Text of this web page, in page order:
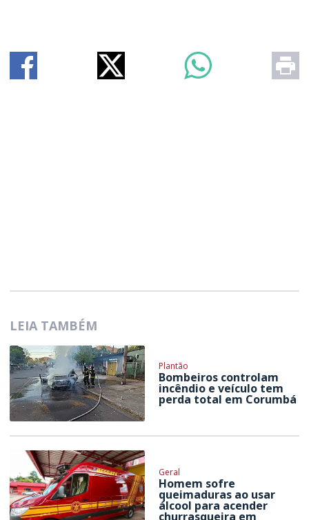
LEIA TAMBÉM
Plantão
Bombeiros controlam
incêndio e veículo tem
perda total em Corumbá
Geral
Homem sofre
queimaduras ao usar
álcool para acender
churrasqueira em